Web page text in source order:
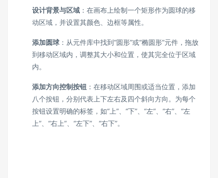
设计背景与区域 ：在画布上绘制一个矩形作为圆球的移
动区域，并设置其颜色、边框等属性。
添加圆球 ：从元件库中找到“圆形”或“椭圆形”元件，拖放
到移动区域内，调整其大小和位置，使其完全位于区域
内。
添加方向控制按钮 ：在移动区域周围或适当位置，添加
八个按钮，分别代表上下左右及四个斜向方向。为每个
按钮设置明确的标签，如“上”、“下”、“左”、“右”、“左
上”、“右上”、“左下”、“右下”。